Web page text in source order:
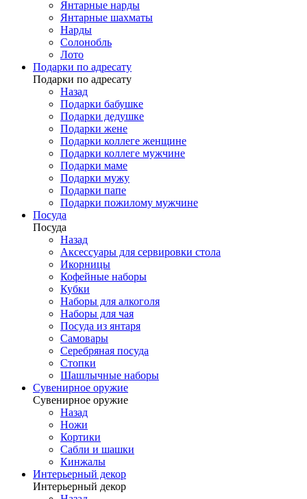
Янтарные нарды
Янтарные шахматы
Нарды
Солонобль
Лото
Подарки по адресату
Подарки по адресату
Назад
Подарки бабушке
Подарки дедушке
Подарки жене
Подарки коллеге женщине
Подарки коллеге мужчине
Подарки маме
Подарки мужу
Подарки папе
Подарки пожилому мужчине
Посуда
Посуда
Назад
Аксессуары для сервировки стола
Икорницы
Кофейные наборы
Кубки
Наборы для алкоголя
Наборы для чая
Посуда из янтаря
Самовары
Серебряная посуда
Стопки
Шашлычные наборы
Сувенирное оружие
Сувенирное оружие
Назад
Ножи
Кортики
Сабли и шашки
Кинжалы
Интерьерный декор
Интерьерный декор